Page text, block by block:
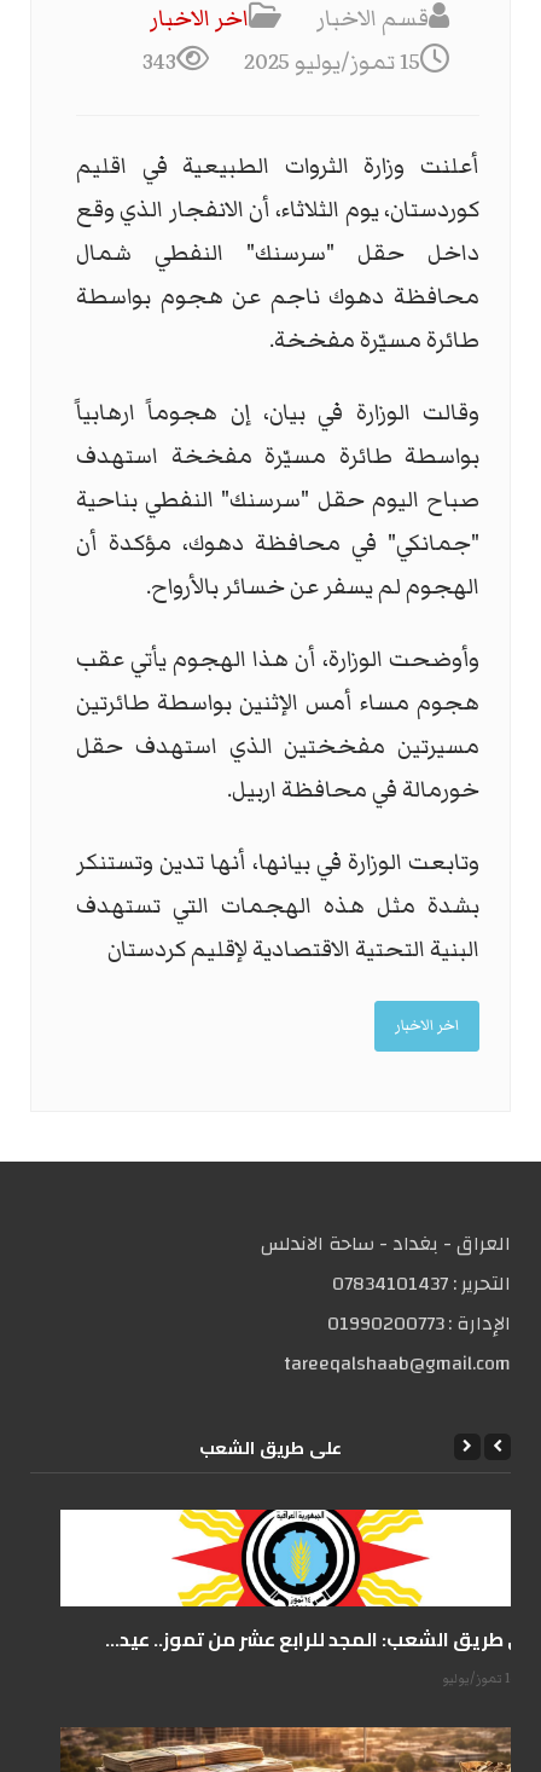
قسم الاخبار
اخر الاخبار
15 تموز/يوليو 2025
343
أعلنت وزارة الثروات الطبيعية في اقليم
كوردستان، يوم الثلاثاء، أن الانفجار الذي وقع
داخل حقل "سرسنك" النفطي شمال
محافظة دهوك ناجم عن هجوم بواسطة
طائرة مسيّرة مفخخة.
وقالت الوزارة في بيان، إن هجوماً ارهابياً
بواسطة طائرة مسيّرة مفخخة استهدف
صباح اليوم حقل "سرسنك" النفطي بناحية
"جمانكي" في محافظة دهوك، مؤكدة أن
الهجوم لم يسفر عن خسائر بالأرواح.
وأوضحت الوزارة، أن هذا الهجوم يأتي عقب
هجوم مساء أمس الإثنين بواسطة طائرتين
مسيرتين مفخختين الذي استهدف حقل
خورمالة في محافظة اربيل.
وتابعت الوزارة في بيانها، أنها تدين وتستنكر
بشدة مثل هذه الهجمات التي تستهدف
البنية التحتية الاقتصادية لإقليم كردستان
اخر الاخبار
العراق - بغداد - ساحة الاندلس
التحریر :07834101437
الإدارة :01990200773
tareeqalshaab@gmail.com
علی طریق الشعب
على طريق الشعب: المجد للرابع عشر من تموز.. عيد...
14 تموز/يوليو